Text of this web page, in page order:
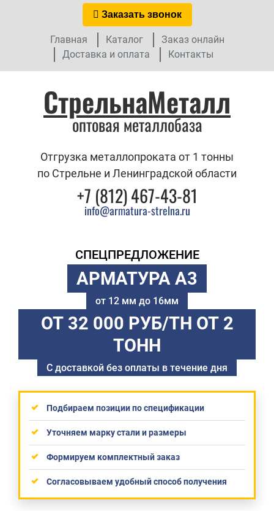
Заказать звонок
Главная Каталог
Заказ онлайн
Доставка и оплата
Контакты
СтрельнаМеталл
оптовая металлобаза
Отгрузка металлопроката от 1 тонны
по Стрельне и Ленинградской области
+7 (812) 467-43-81
info@armatura-strelna.ru
СПЕЦПРЕДЛОЖЕНИЕ
АРМАТУРА А3
от 12 мм до 16мм
ОТ 32 000 РУБ/ТН ОТ 2
ТОНН
С доставкой без оплаты в течение дня
Подбираем позиции по спецификации
Уточняем марку стали и размеры
Формируем комплектный заказ
Согласовываем удобный способ получения